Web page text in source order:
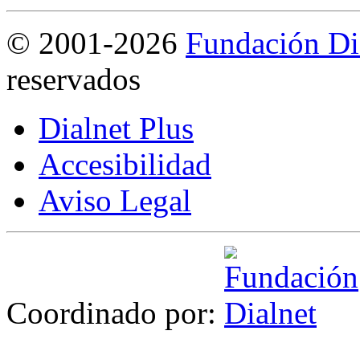
© 2001-2026 Fundación
reservados
Dialnet Plus
Accesibilidad
Aviso Legal
Coordinado por: